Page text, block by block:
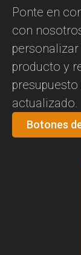
Ponte en
con
personalizar
producto y
presupuesto
actualizado.
Botones